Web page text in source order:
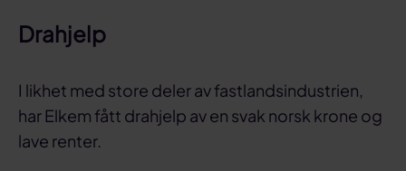
Drahjelp
I likhet med store deler av fastlandsindustrien,
har Elkem fått drahjelp av en svak norsk krone og
lave renter.